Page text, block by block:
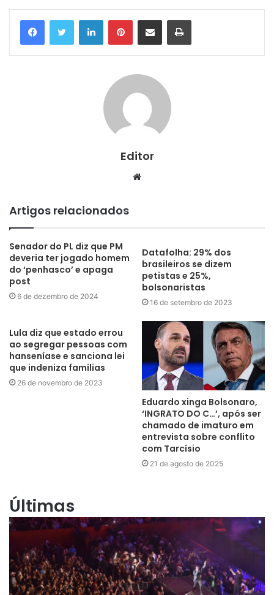
LinkedinPinterestCompartilhar via e-mail Imprimir
Editor
Website
Artigos relacionados
Senador do PL diz que PM
deveria ter jogado homem
do ‘penhasco’ e apaga
post
6 de dezembro de 2024
Datafolha: 29% dos
brasileiros se dizem
petistas e 25%,
bolsonaristas
16 de setembro de 2023
Lula diz que estado errou
ao segregar pessoas com
hanseníase e sanciona lei
que indeniza famílias
26 de novembro de 2023
Eduardo xinga Bolsonaro,
‘INGRATO DO C…’, após ser
chamado de imaturo em
entrevista sobre conflito
com Tarcísio
21 de agosto de 2025
Últimas